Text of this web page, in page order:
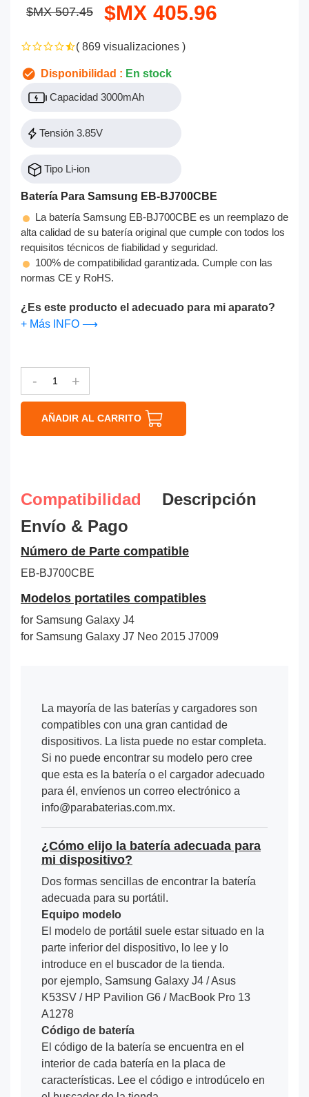
$MX 507.45 $MX 405.96
( 869 visualizaciones )
Disponibilidad : En stock
Capacidad 3000mAh
Tensión 3.85V
Tipo Li-ion
Batería Para Samsung EB-BJ700CBE
La batería Samsung EB-BJ700CBE es un reemplazo de
alta calidad de su batería original que cumple con todos los
requisitos técnicos de fiabilidad y seguridad.
100% de compatibilidad garantizada. Cumple con las
normas CE y RoHS.
¿Es este producto el adecuado para mi aparato?
+ Más INFO ⟶
- +
AÑADIR AL CARRITO
Compatibilidad
Descripción
Envío & Pago
Número de Parte compatible
EB-BJ700CBE
Modelos portatiles compatibles
for Samsung Galaxy J4
for Samsung Galaxy J7 Neo 2015 J7009
La mayoría de las baterías y cargadores son
compatibles con una gran cantidad de
dispositivos. La lista puede no estar completa.
Si no puede encontrar su modelo pero cree
que esta es la batería o el cargador adecuado
para él, envíenos un correo electrónico a
info@parabaterias.com.mx.
¿Cómo elijo la batería adecuada para
mi dispositivo?
Dos formas sencillas de encontrar la batería
adecuada para su portátil.
Equipo modelo
El modelo de portátil suele estar situado en la
parte inferior del dispositivo, lo lee y lo
introduce en el buscador de la tienda.
por ejemplo, Samsung Galaxy J4 / Asus
K53SV / HP Pavilion G6 / MacBook Pro 13
A1278
Código de batería
El código de la batería se encuentra en el
interior de cada batería en la placa de
características. Lee el código e introdúcelo en